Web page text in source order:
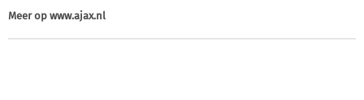
Meer op www.ajax.nl